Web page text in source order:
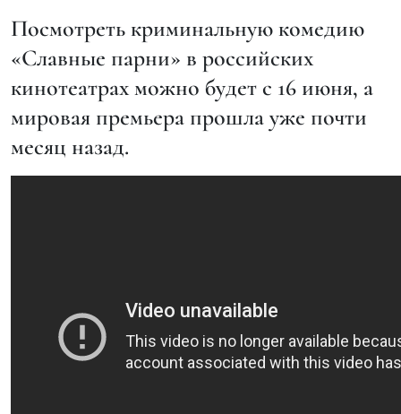
Посмотреть криминальную комедию
«Славные парни» в российских
кинотеатрах можно будет с 16 июня, а
мировая премьера прошла уже почти
месяц назад.